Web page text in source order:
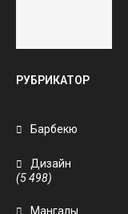
РУБРИКАТОР
Барбекю
Дизайн
(5 498)
Мангалы